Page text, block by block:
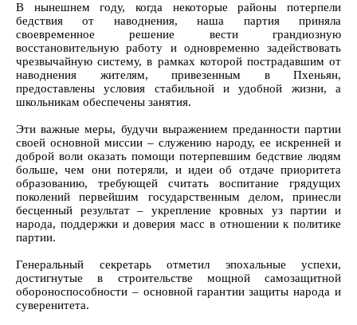
В нынешнем году, когда некоторые районы потерпели
бедствия от наводнения, наша партия приняла
своевременное решение вести грандиозную
восстановительную работу и одновременно задействовать
чрезвычайную систему, в рамках которой пострадавшим от
наводнения жителям, привезенным в Пхеньян,
предоставлены условия стабильной и удобной жизни, а
школьникам обеспечены занятия.
Эти важные меры, будучи выражением преданности партии
своей основной миссии – служению народу, ее искренней и
доброй воли оказать помощи потерпевшим бедствие людям
больше, чем они потеряли, и идеи об отдаче приоритета
образованию, требующей считать воспитание грядущих
поколений первейшим государственным делом, принесли
бесценный результат – укрепление кровных уз партии и
народа, поддержки и доверия масс в отношении к политике
партии.
Генеральный секретарь отметил эпохальные успехи,
достигнутые в строительстве мощной самозащитной
обороноспособности – основной гарантии защиты народа и
суверенитета.